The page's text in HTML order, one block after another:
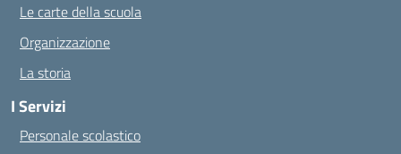
Le carte della scuola
Organizzazione
La storia
I Servizi
Personale scolastico